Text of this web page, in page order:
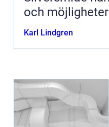
och möjligheter
Karl Lindgren